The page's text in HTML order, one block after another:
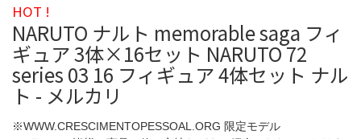
HOT !
NARUTO ナルト memorable saga フィ
ギュア 3体×16セット NARUTO 72
series 03 16 フィギュア 4体セット ナル
ト - メルカリ
※WWW.CRESCIMENTOPESSOAL.ORG 限定モデル